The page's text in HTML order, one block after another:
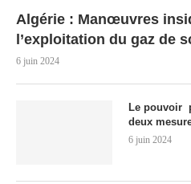
Algérie : Manœuvres
l’exploitation du gaz de
6 juin 2024
Le pouvoir
deux
6 juin 2024